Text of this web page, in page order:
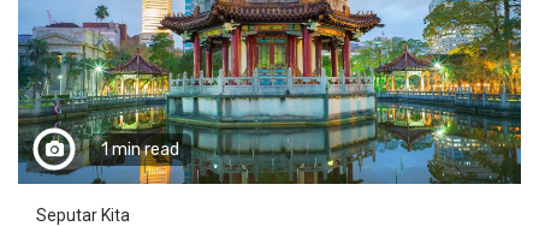
1 min read
Seputar Kita